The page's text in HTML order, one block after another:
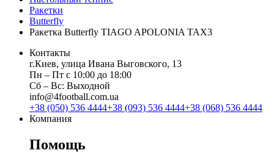
Ракетки
Butterfly
Ракетка Butterfly TIAGO APOLONIA TAX3
Контакты
г.Киев, улица Ивана Выговского, 13
Пн ‒ Пт с 10:00 до 18:00
Сб ‒ Вс: Выходной
info@4football.com.ua
+38 (050) 536 4444+38 (093) 536 4444+38 (068) 536 4444
Компания
Помощь